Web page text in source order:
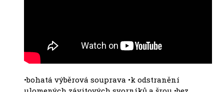
•bohatá výběrová souprava •k odstranění